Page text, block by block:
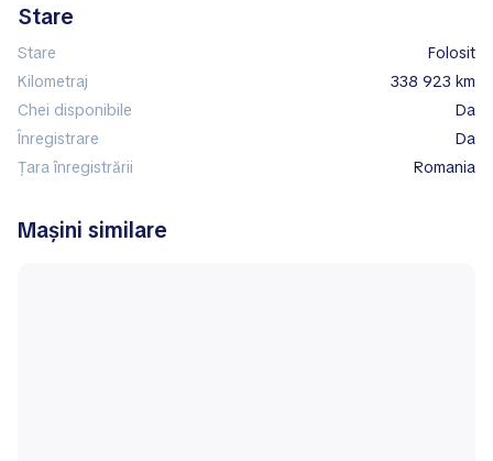
Stare
Stare
Folosit
Kilometraj
338 923 km
Chei disponibile
Da
Înregistrare
Da
Țara înregistrării
Romania
Mașini similare